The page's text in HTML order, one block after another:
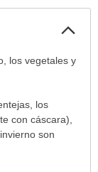
los vegetales y
los
con cáscara),
son